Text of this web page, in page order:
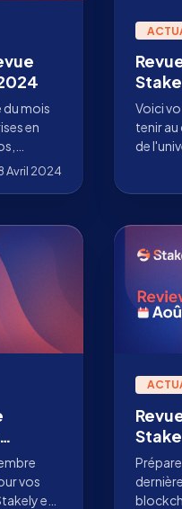
mois
en
!
Avril 2024
2024
Voici
tenir
de
vos
est
2023